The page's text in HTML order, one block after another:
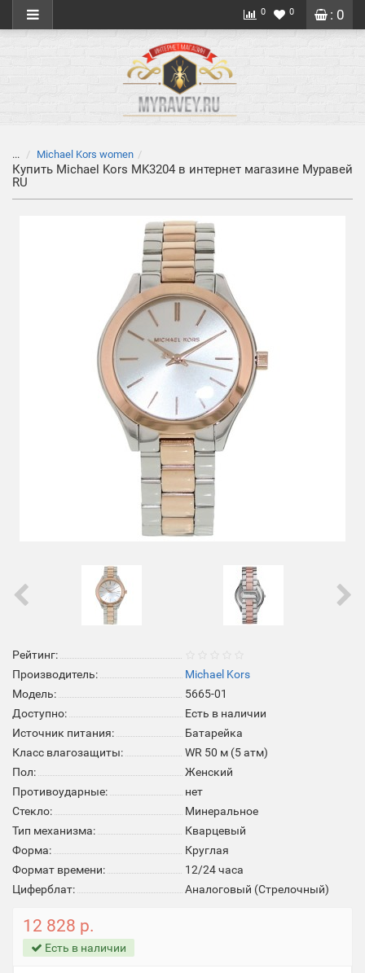
: 0
0 0
... Michael Kors women
Купить Michael Kors MK3204 в интернет магазине Муравей
RU
Рейтинг:
Производитель:
Michael Kors
Модель:
5665-01
Доступно:
Есть в наличии
Источник питания:
Батарейка
Класс влагозащиты:
WR 50 м (5 атм)
Пол:
Женский
Противоударные:
нет
Стекло:
Минеральное
Тип механизма:
Кварцевый
Форма:
Круглая
Формат времени:
12/24 часа
Циферблат:
Аналоговый (Стрелочный)
12 828 р.
Есть в наличии